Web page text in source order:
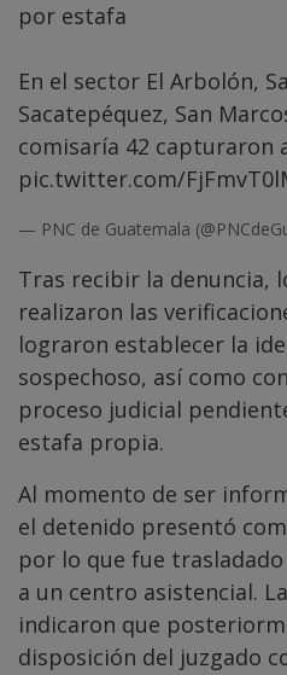
por estafa
En el sector El Arbolón,
Sacatepéquez, San
comisaría 42 capturaron
pic.twitter.com/
— PNC de Guatemala
Tras recibir la denuncia,
realizaron las
lograron establecer la
sospechoso, así como
proceso judicial
estafa propia.
Al momento de ser
el detenido presentó
por lo que fue
a un centro asistencial.
indicaron que
disposición del juzgado